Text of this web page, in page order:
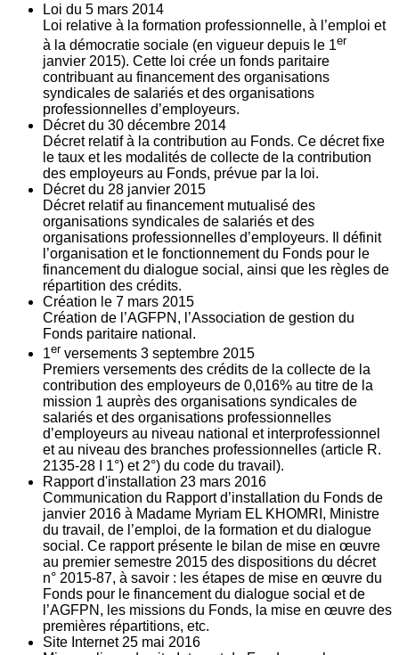
Loi du 5 mars 2014
Loi relative à la formation professionnelle, à l’emploi et
à la démocratie sociale (en vigueur depuis le 1er
janvier 2015). Cette loi crée un fonds paritaire
contribuant au financement des organisations
syndicales de salariés et des organisations
professionnelles d’employeurs.
Décret du 30 décembre 2014
Décret relatif à la contribution au Fonds. Ce décret fixe
le taux et les modalités de collecte de la contribution
des employeurs au Fonds, prévue par la loi.
Décret du 28 janvier 2015
Décret relatif au financement mutualisé des
organisations syndicales de salariés et des
organisations professionnelles d’employeurs. Il définit
l’organisation et le fonctionnement du Fonds pour le
financement du dialogue social, ainsi que les règles de
répartition des crédits.
Création le 7 mars 2015
Création de l’AGFPN, l’Association de gestion du
Fonds paritaire national.
1er versements 3 septembre 2015
Premiers versements des crédits de la collecte de la
contribution des employeurs de 0,016% au titre de la
mission 1 auprès des organisations syndicales de
salariés et des organisations professionnelles
d’employeurs au niveau national et interprofessionnel
et au niveau des branches professionnelles (article R.
2135‐28 I 1°) et 2°) du code du travail).
Rapport d'installation 23 mars 2016
Communication du Rapport d’installation du Fonds de
janvier 2016 à Madame Myriam EL KHOMRI, Ministre
du travail, de l’emploi, de la formation et du dialogue
social. Ce rapport présente le bilan de mise en œuvre
au premier semestre 2015 des dispositions du décret
n° 2015-87, à savoir : les étapes de mise en œuvre du
Fonds pour le financement du dialogue social et de
l’AGFPN, les missions du Fonds, la mise en œuvre des
premières répartitions, etc.
Site Internet 25 mai 2016